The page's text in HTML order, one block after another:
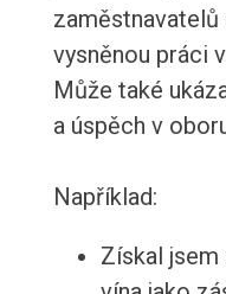
vysněnou práci
Může také
a úspěch v
Například:
Získal